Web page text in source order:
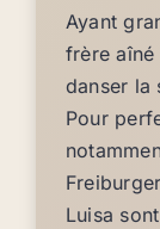
Ayant
frère aîné
danser la
Pour
Luisa